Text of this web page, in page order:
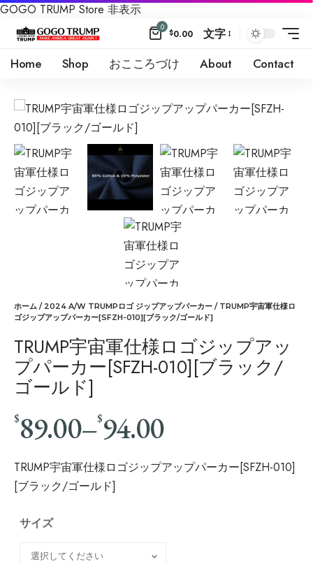
GOGO TRUMP Store 非表示
0
$0.00 文字
Home Shop おこころづけ About Contact
ホーム / 2024 A/W TRUMPロゴ ジップアップパーカー / TRUMP宇宙軍仕様ロ
ゴジップアップパーカー[SFZH-010][ブラック/ゴールド]
TRUMP宇宙軍仕様ロゴジップアッ
プパーカー[SFZH-010][ブラック/
ゴールド]
$89.00–$94.00
TRUMP宇宙軍仕様ロゴジップアップパーカー[SFZH-010]
[ブラック/ゴールド]
サイズ